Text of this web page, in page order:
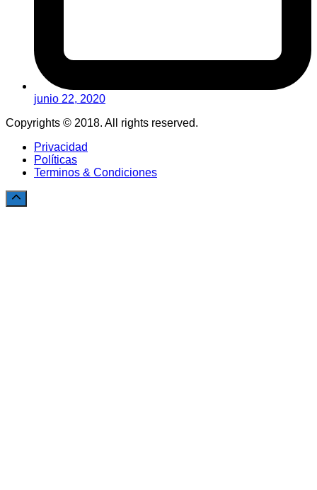
junio 22, 2020
Copyrights © 2018. All rights reserved.
Privacidad
Políticas
Terminos & Condiciones